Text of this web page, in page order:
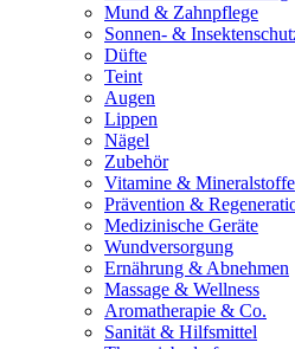
Mund & Zahnpflege
Sonnen- &
Düfte
Teint
Augen
Lippen
Nägel
Zubehör
Vitamine & Mineralstoffe
Prävention &
Medizinische Geräte
Wundversorgung
Ernährung & Abnehmen
Massage & Wellness
Aromatherapie & Co.
Sanität & Hilfsmittel